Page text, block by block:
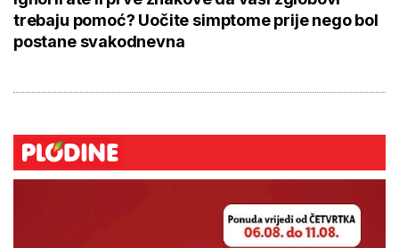
trebaju pomoć? Uočite simptome prije nego bol
postane svakodnevna